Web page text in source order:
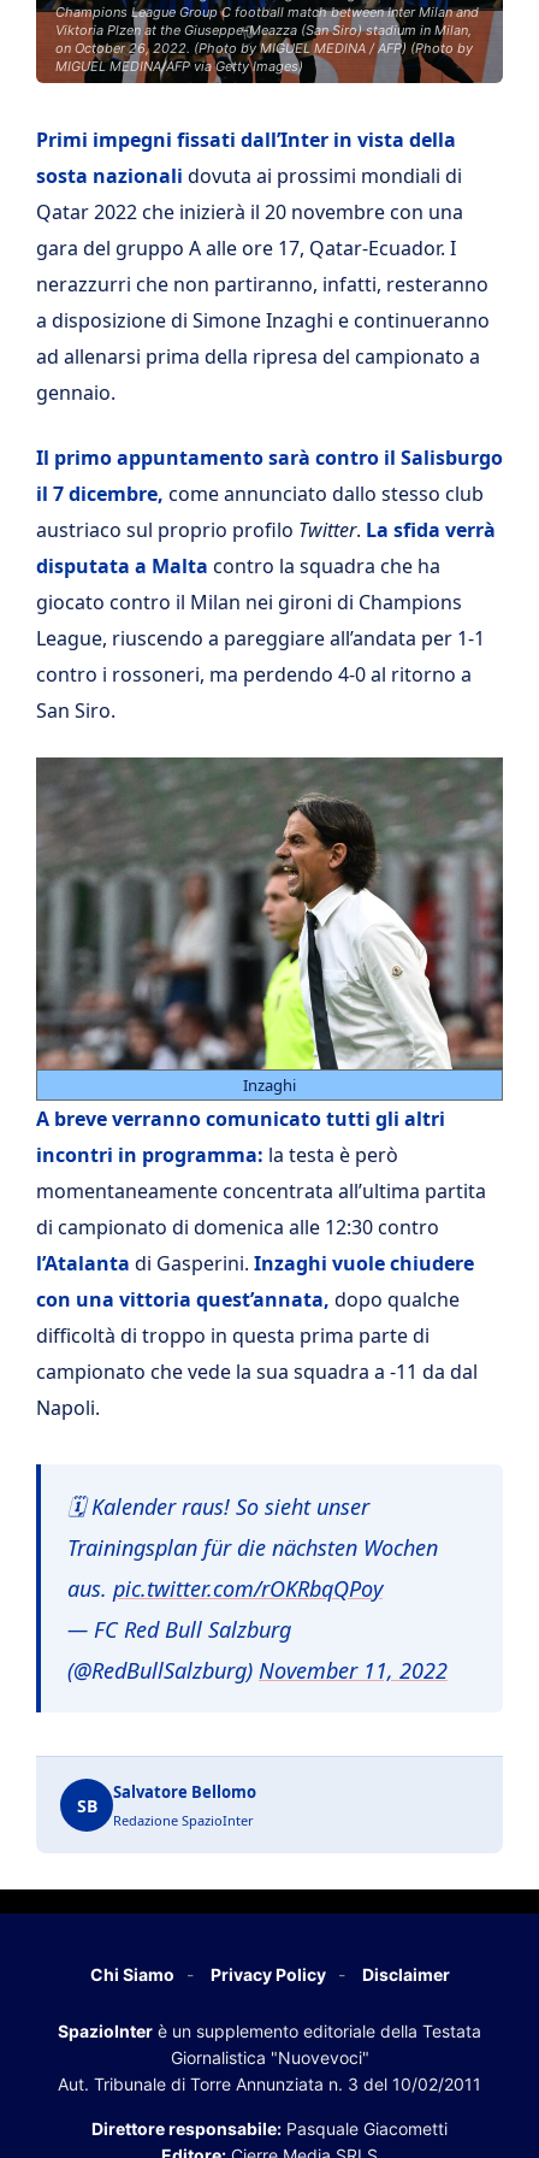
Champions League Group C football match between Inter Milan and
Viktoria Plzen at the Giuseppe-Meazza (San Siro) stadium in Milan,
on October 26, 2022. (Photo by MIGUEL MEDINA / AFP) (Photo by
MIGUEL MEDINA/AFP via Getty Images)
Primi impegni fissati dall’Inter in vista della
sosta nazionali dovuta ai prossimi mondiali di
Qatar 2022 che inizierà il 20 novembre con una
gara del gruppo A alle ore 17, Qatar-Ecuador. I
nerazzurri che non partiranno, infatti, resteranno
a disposizione di Simone Inzaghi e continueranno
ad allenarsi prima della ripresa del campionato a
gennaio.
Il primo appuntamento sarà contro il Salisburgo
il 7 dicembre, come annunciato dallo stesso club
austriaco sul proprio profilo Twitter. La sfida verrà
disputata a Malta contro la squadra che ha
giocato contro il Milan nei gironi di Champions
League, riuscendo a pareggiare all’andata per 1-1
contro i rossoneri, ma perdendo 4-0 al ritorno a
San Siro.
Inzaghi
A breve verranno comunicato tutti gli altri
incontri in programma: la testa è però
momentaneamente concentrata all’ultima partita
di campionato di domenica alle 12:30 contro
l’Atalanta di Gasperini. Inzaghi vuole chiudere
con una vittoria quest’annata, dopo qualche
difficoltà di troppo in questa prima parte di
campionato che vede la sua squadra a -11 da dal
Napoli.
🗓 Kalender raus! So sieht unser
Trainingsplan für die nächsten Wochen
aus. pic.twitter.com/rOKRbqQPoy
— FC Red Bull Salzburg
(@RedBullSalzburg) November 11, 2022
SB
Salvatore Bellomo
Redazione SpazioInter
Chi Siamo Privacy Policy Disclaimer
SpazioInter è un supplemento editoriale della Testata
Giornalistica "Nuovevoci"
Aut. Tribunale di Torre Annunziata n. 3 del 10/02/2011
Direttore responsabile: Pasquale Giacometti